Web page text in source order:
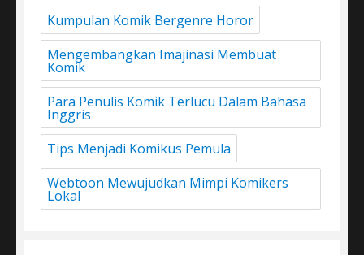
Kumpulan Komik Bergenre Horor
Mengembangkan Imajinasi Membuat
Komik
Para Penulis Komik Terlucu Dalam Bahasa
Inggris
Tips Menjadi Komikus Pemula
Webtoon Mewujudkan Mimpi Komikers
Lokal